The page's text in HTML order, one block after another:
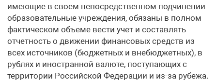
имеющие в своем непосредственном подчинении
образовательные учреждения, обязаны в полном
фактическом объеме вести учет и составлять
отчетность о движении финансовых средств из
всех источников (бюджетных и внебюджетных), в
рублях и иностранной валюте, поступающих с
территории Российской Федерации и из-за рубежа.